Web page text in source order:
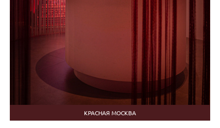
КРАСНАЯ МОСКВА